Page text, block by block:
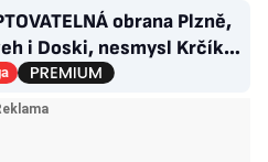
obrana Plzně,
i Doski, nesmysl Krčíka.